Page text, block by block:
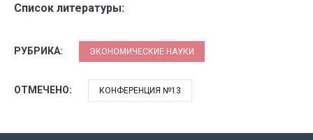
Список литературы:
РУБРИКА: ЭКОНОМИЧЕСКИЕ НАУКИ
ОТМЕЧЕНО: КОНФЕРЕНЦИЯ №13